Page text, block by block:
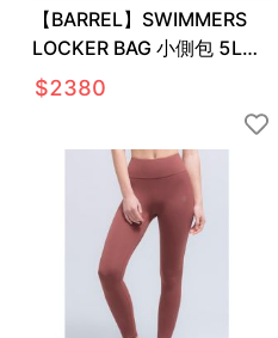
【BARREL】SWIMMERS
LOCKER BAG 小側包 5L
#BLACK
$2380